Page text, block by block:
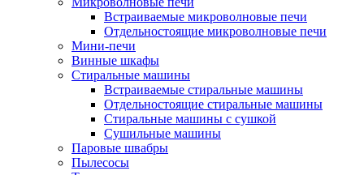
Встраиваемые микроволновые печи
Отдельностоящие микроволновые печи
Мини-печи
Винные шкафы
Стиральные машины
Встраиваемые стиральные машины
Отдельностоящие стиральные машины
Стиральные машины с сушкой
Сушильные машины
Паровые швабры
Пылесосы